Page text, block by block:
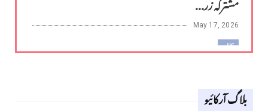
May 17, 2026
کالم
Apr 18, 2026
بلاگ آرکائیو